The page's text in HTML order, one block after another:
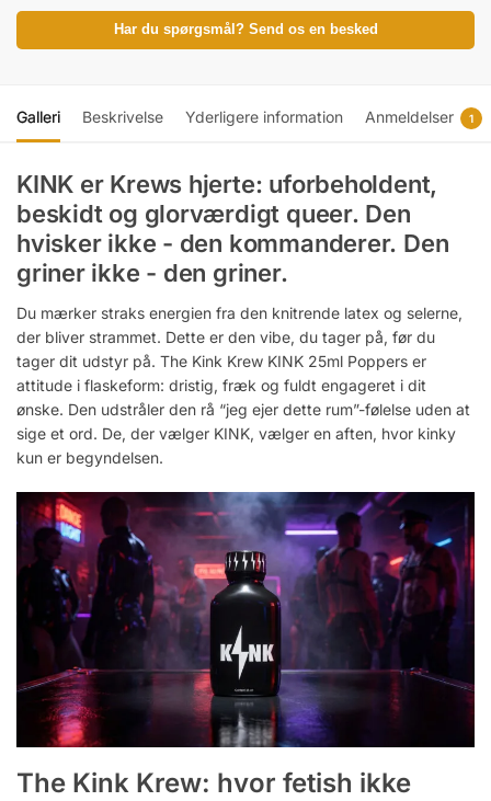
Har du spørgsmål? Send os en besked
Galleri Beskrivelse Yderligere information Anmeldelser 1
KINK er Krews hjerte: uforbeholdent,
beskidt og glorværdigt queer. Den
hvisker ikke - den kommanderer. Den
griner ikke - den griner.
Du mærker straks energien fra den knitrende latex og selerne,
der bliver strammet. Dette er den vibe, du tager på, før du
tager dit udstyr på. The Kink Krew KINK 25ml Poppers er
attitude i flaskeform: dristig, fræk og fuldt engageret i dit
ønske. Den udstråler den rå “jeg ejer dette rum”-følelse uden at
sige et ord. De, der vælger KINK, vælger en aften, hvor kinky
kun er begyndelsen.
The Kink Krew: hvor fetish ikke